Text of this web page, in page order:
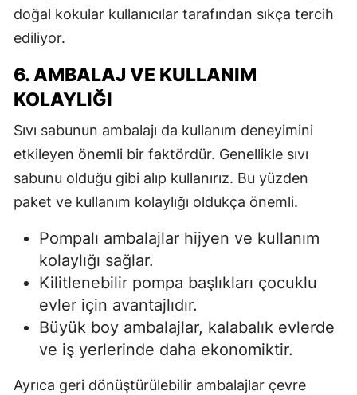
doğal kokular kullanıcılar tarafından sıkça tercih
ediliyor.
6. AMBALAJ VE KULLANIM
KOLAYLIĞI
Sıvı sabunun ambalajı da kullanım deneyimini
etkileyen önemli bir faktördür. Genellikle sıvı
sabunu olduğu gibi alıp kullanırız. Bu yüzden
paket ve kullanım kolaylığı oldukça önemli.
Pompalı ambalajlar hijyen ve kullanım
kolaylığı sağlar.
Kilitlenebilir pompa başlıkları çocuklu
evler için avantajlıdır.
Büyük boy ambalajlar, kalabalık evlerde
ve iş yerlerinde daha ekonomiktir.
Ayrıca geri dönüştürülebilir ambalajlar çevre